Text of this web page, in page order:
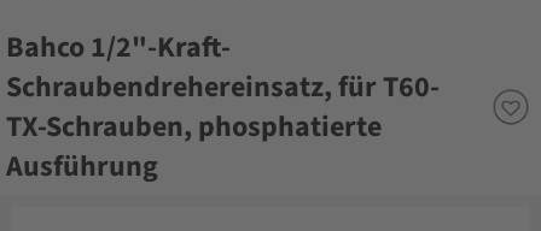
Bahco 1/2"-Kraft-
Schraubendrehereinsatz, für T60-
TX-Schrauben, phosphatierte
Ausführung